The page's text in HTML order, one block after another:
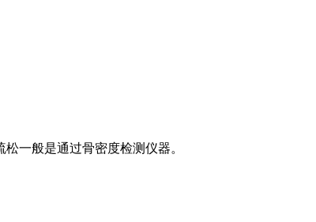
一般是通过骨密度检测仪器。